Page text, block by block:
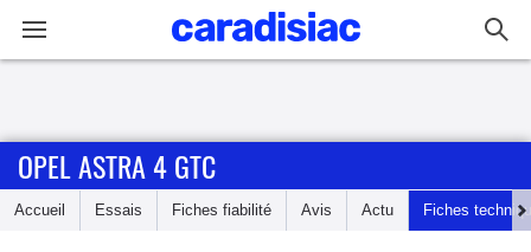
Accueil
OPEL ASTRA 4 GTC
Accueil Essais Fiches fiabilité Avis Actu Fiches